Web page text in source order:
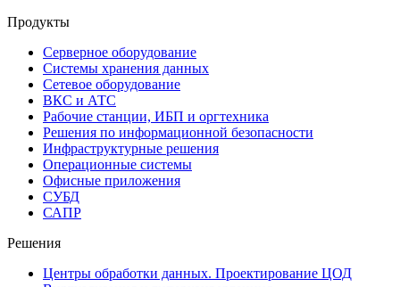
Продукты
Серверное оборудование
Системы хранения данных
Сетевое оборудование
ВКС и АТС
Рабочие станции, ИБП и оргтехника
Решения по информационной безопасности
Инфраструктурные решения
Операционные системы
Офисные приложения
СУБД
САПР
Решения
Центры обработки данных. Проектирование ЦОД